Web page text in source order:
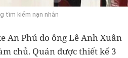
tìm kiếm nạn nhân
An Phú do ông Lê Anh Xuân
chủ. Quán được thiết kế 3